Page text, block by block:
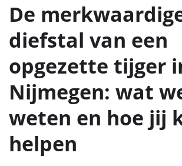
De
diefstal van een
opgezette tijger
Nijmegen: wat
weten en hoe jij
helpen